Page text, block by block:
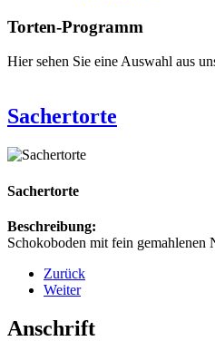
Torten-Programm
Hier sehen Sie eine Auswahl aus
Sachertorte
Sachertorte
Beschreibung:
Schokoboden mit fein
Zurück
Weiter
Anschrift